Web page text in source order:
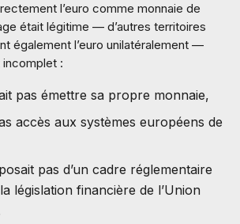
l’euro comme monnaie de
était légitime — d’autres territoires
également l’euro unilatéralement —
incomplet :
pas émettre sa propre monnaie,
accès aux systèmes européens de
pas d’un cadre réglementaire
législation financière de l’Union